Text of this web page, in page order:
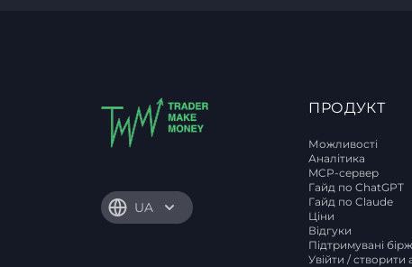
UA
ПРОДУКТ
Можливості
Аналітика
MCP-сервер
Гайд по ChatGPT
Гайд по Claude
Ціни
Відгуки
Підтримувані
Увійти / створити